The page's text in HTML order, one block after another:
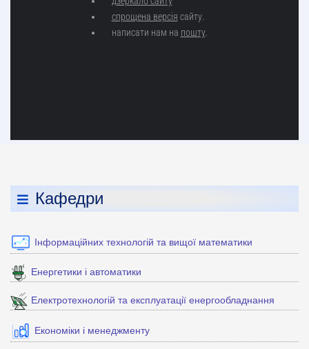
Кафедри
Інформаційних технологій та вищої математики
Енергетики і автоматики
Електротехнологій та експлуатації енергообладнання
Економіки і менеджменту